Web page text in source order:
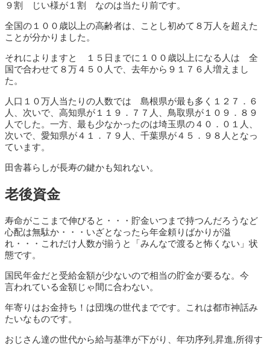
９割 じい様が１割 なのは当たり前です。
全国の１００歳以上の高齢者は、ことし初めて８万人を超えた
ことが分かりました。
それによりますと １５日までに１００歳以上になる人は 全
国で合わせて８万４５０人で、去年から９１７６人増えまし
た。
人口１０万人当たりの人数では 島根県が最も多く１２７．６
人、次いで、高知県が１１９．７７人、鳥取県が１０９．８９
人でした。一方、最も少なかったのは埼玉県の４０．０１人、
次いで、愛知県が４１．７９人、千葉県が４５．９８人となっ
ています。
田舎暮らしが長寿の鍵かも知れない。
老後資金
寿命がここまで伸びると・・・貯金いつまで持つんだろうなど
心配は無駄か・・・いざとなったら年金頼りばかりが溢
れ・・・これだけ人数が揃うと「みんなで渡ると怖くない」状
態です。
国民年金だと受給金額が少ないので相当の貯金が要るな。今
言われている金額じゃ間に合わない。
年寄りはお金持ち！は団塊の世代までです。これは都市神話み
たいなものです。
おじさん達の世代から給与基準が下がり、年功序列,昇進,所得す